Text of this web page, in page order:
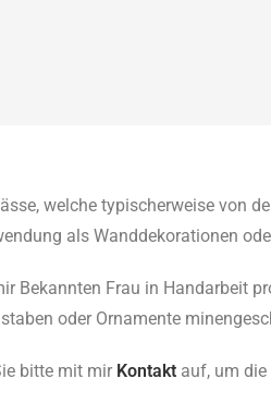
welche typischerweise von
als Wanddekorationen
Bekannten Frau in Handarbeit
oder Ornamente
bitte mit mir Kontakt auf, um